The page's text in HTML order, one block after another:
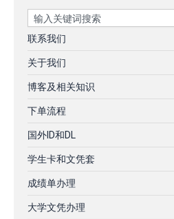
Search
联系我们
关于我们
博客及相关知识
下单流程
国外ID和DL
学生卡和文凭套
成绩单办理
大学文凭办理